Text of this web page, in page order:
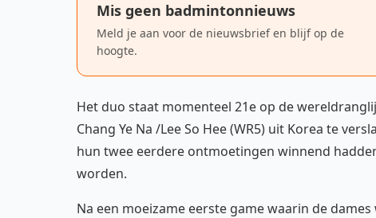
Mis geen badmintonnieuws
Meld je aan voor de nieuwsbrief en blijf op de
hoogte.
Het duo staat momenteel 21e op de
Chang Ye Na /Lee So Hee (WR5) uit Korea te
hun twee eerdere ontmoetingen winnend
worden.
Na een moeizame eerste game waarin de